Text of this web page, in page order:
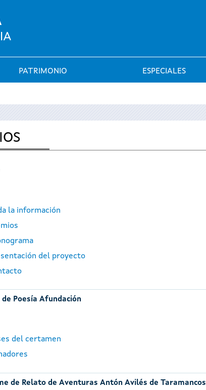
PATRIMONIO ESPECIALES
la información
del proyecto
de Poesía Afundación
del certamen
de Relato de Aventuras Antón Avilés de Taramancos